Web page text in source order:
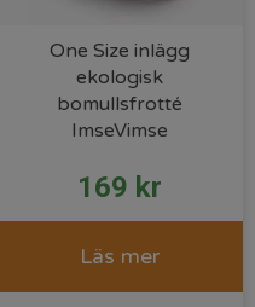
One Size inlägg
ekologisk
bomullsfrotté
ImseVimse
169 kr
Läs mer